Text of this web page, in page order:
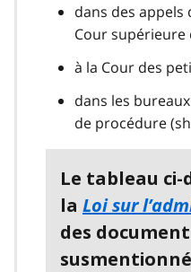
dans des appels
Cour supérieure
à la Cour des
dans les
de procédure
Le tableau ci-
la Loi sur
des